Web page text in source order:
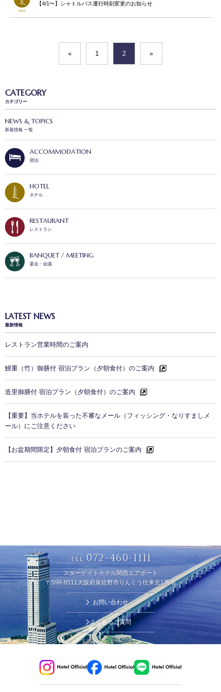
【4/1〜】シャトルバス運行時刻変更のお知らせ
« 1 2 »
CATEGORY
カテゴリー
NEWS & TOPICS
新着情報 一覧
ACCOMMODATION
宿泊
HOTEL
ホテル
RESTAURANT
レストラン
BANQUET / MEETING
宴会・会議
LATEST NEWS
最新情報
レストラン営業時間のご案内
鰻重（竹）御膳付 宿泊プラン（夕朝食付）のご案内
造里御膳付 宿泊プラン（夕朝食付）のご案内
【重要】当ホテルを装った不審なメール（フィッシング・なりすましメ
ール）にご注意ください
【お盆期間限定】夕朝食付 宿泊プランのご案内
TEL072-460-1111
スターゲイトホテル関西エアポート
〒598-8511大阪府泉佐野市りんくう往来北1番地
お問い合わせ
よくあるご質問